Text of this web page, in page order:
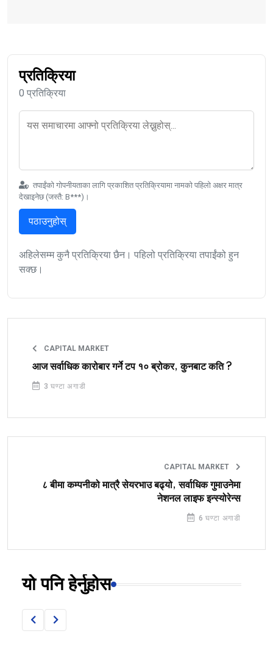
प्रतिक्रिया
0 प्रतिक्रिया
तपाईंको गोपनीयताका लागि प्रकाशित प्रतिक्रियामा नामको पहिलो अक्षर मात्र
देखाइनेछ (जस्तै: B***)।
पठाउनुहोस्
अहिलेसम्म कुनै प्रतिक्रिया छैन। पहिलो प्रतिक्रिया तपाईंको हुन
सक्छ।
CAPITAL MARKET
आज सर्वाधिक कारोबार गर्ने टप १० ब्रोकर, कुनबाट कति ?
3 घण्टा अगाडी
CAPITAL MARKET
८ बीमा कम्पनीको मात्रै सेयरभाउ बढ्यो, सर्वाधिक गुमाउनेमा
नेशनल लाइफ इन्स्योरेन्स
6 घण्टा अगाडी
यो पनि हेर्नुहोस